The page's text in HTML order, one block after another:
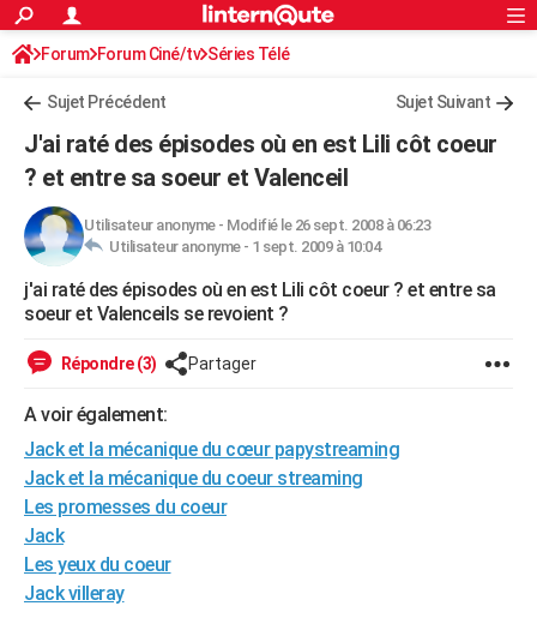
ACTUALITÉS
Politique
Société
Faits Divers
Education
Monde
Villes
+
Programme TV
TNTStreaming
Cinéma
Sorties cinéma
Musique
+FINANCE
Retraite
Impôts
Epargne
Immobilier
Risques naturels par ville
Banque
Assurance
Crédit
AUTO
Essais
Réserver un essai
Citadines
Berlines
SUV
Forum auto
HIGH-TECH
Mobiles
Meilleur smartphone
Internet
Ordinateurs
Jeux vidéo
Guide high-tech
+BRICOLAGE
Forum
Aménagement intérieur
Extérieur
Cuisine
Salle de bains
Jardinage
Rangement
WEEK-END
Guides de France
Escapades
Patrimoine
Expositions
Musées
Week-end nature
+LIFESTYLE
Art de vivre
Bien-être
Loisirs
Mode
Modes de vie
SANTE
Alimentation
Guide de la santé
Maladies
Médicaments
Sommeil
VOYAGE
Destinations
City break
Voyage nature
Voyage de noces
Forum
Climat
+PHOTO
S'inscrire
Connexion
Forum Forum Ciné/tv Séries Télé
Sujet Précédent Sujet Suivant
J'ai raté des épisodes où en est Lili côt coeur
? et entre sa soeur et Valenceil
Utilisateur anonyme- Modifié le 26 sept. 2008 à 06:23
Utilisateur anonyme - 1 sept. 2009 à 10:04
j'ai raté des épisodes où en est Lili côt coeur ? et entre sa
soeur et Valenceils se revoient ?
Répondre (3) Partager
A voir également:
Jack et la mécanique du cœur papystreaming
Jack et la mécanique du coeur streaming
Les promesses du coeur
Jack
Les yeux du coeur
Jack villeray